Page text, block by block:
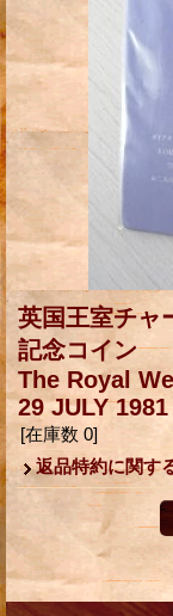
英国王室チャ
記念コイン
The Royal
29 JULY 1981
[在庫数 0]
返品特約に関す